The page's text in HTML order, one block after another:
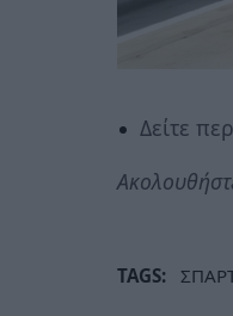
Δείτε
TAGS: